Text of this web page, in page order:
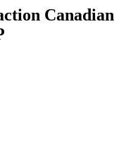
Canadian